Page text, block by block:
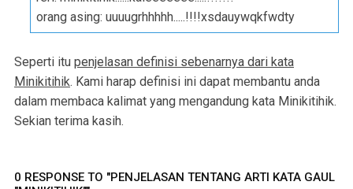
orang asing: uuuugrhhhhh.....!!!!xsdauywqkfwdty
Seperti itu penjelasan definisi sebenarnya dari kata
Minikitihik. Kami harap definisi ini dapat membantu anda
dalam membaca kalimat yang mengandung kata Minikitihik.
Sekian terima kasih.
0 RESPONSE TO "PENJELASAN TENTANG ARTI KATA GAUL